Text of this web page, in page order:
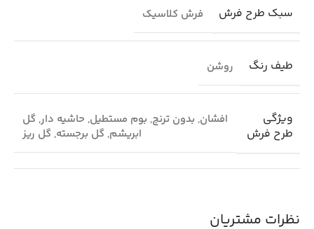
سبک طرح فرش فرش کلاسیک
طیف رنگ روشن
ویژگی
طرح فرش
افشان, بدون ترنج, بوم مستطیل, حاشیه دار, گل
ابریشم, گل برجسته, گل ریز
نظرات مشتریان